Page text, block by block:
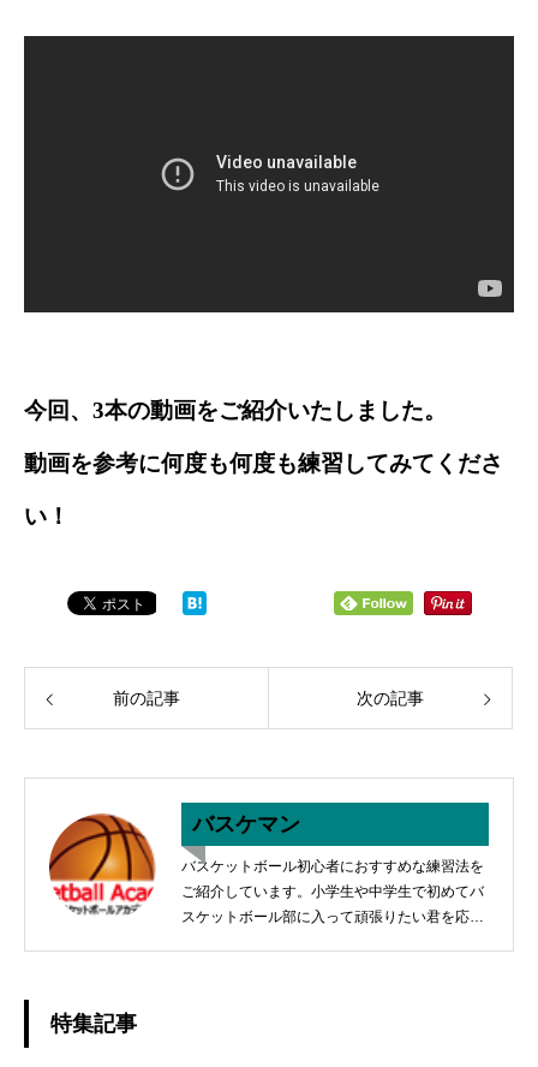
今回、3本の動画をご紹介いたしました。
動画を参考に何度も何度も練習してみてくださ
い！
前の記事 次の記事
バスケマン
バスケットボール初心者におすすめな練習法を
ご紹介しています。小学生や中学生で初めてバ
スケットボール部に入って頑張りたい君を応援
特集記事